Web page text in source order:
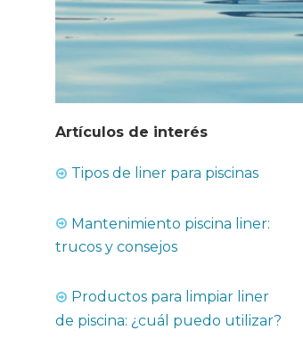
Artículos de interés
Tipos de liner para piscinas
Mantenimiento piscina liner:
trucos y consejos
Productos para limpiar liner
de piscina: ¿cuál puedo utilizar?